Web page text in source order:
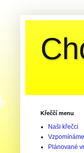
Křeččí menu
Naši křečci
Vzpomínáme
Plánované